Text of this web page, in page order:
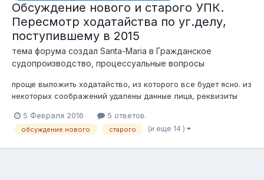
Обсуждение нового и старого УПК.
Пересмотр ходатайства по уг.делу,
поступившему в 2015
тема форума создал Santa-Maria в Гражданское
судопроизводство, процессуальные вопросы
проще выложить ходатайство, из которого все будет ясно. из
некоторых соображений удалены данные лица, реквизиты
Казахстан А.К.Даулбаеву Адрес: 010000, г.Астана,
ул.Орынбор, 14 от осужденного Ходатайство о принесении
5 Февраля 2016 5 ответов
обсуждение нового старого (и еще 14 )